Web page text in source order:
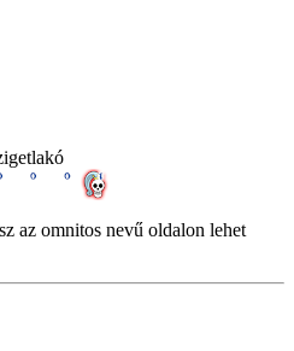
az omnitos nevű oldalon lehet